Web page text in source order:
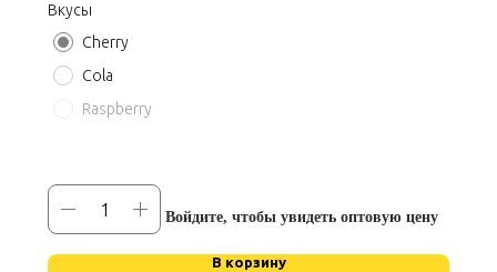
Вкусы
Cherry
Cola
Raspberry
Войдите, чтобы увидеть оптовую цену
В корзину